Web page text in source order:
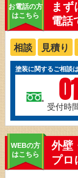
お電話の方
はこちら
まず
電話
相談 見積り
塗装に関するご相談
受付時
WEBの方
はこちら
外壁
プロ